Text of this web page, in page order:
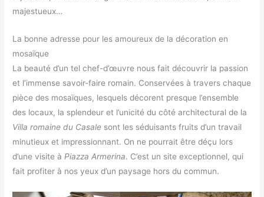
majestueux…
La bonne adresse pour les amoureux de la décoration en
mosaïque
La beauté d’un tel chef-d’œuvre nous fait découvrir la passion
et l’immense savoir-faire romain. Conservées à travers chaque
pièce des mosaïques, lesquels décorent presque l’ensemble
des locaux, la splendeur et l’unicité du côté architectural de la
Villa romaine du Casale sont les séduisants fruits d’un travail
minutieux et impressionnant. On ne pourrait être déçu lors
d’une visite àPiazza Armerina. C’est un site exceptionnel, qui
fait profiter à nos yeux d’un paysage hors du commun.